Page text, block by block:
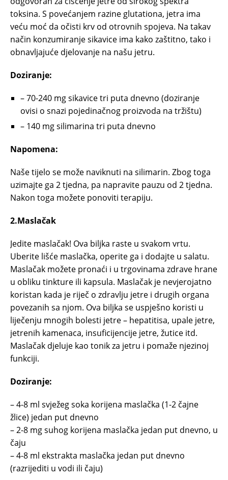
toksina. S povećanjem razine glutationa, jetra ima
veću moć da očisti krv od otrovnih spojeva. Na takav
način konzumiranje sikavice ima kako zaštitno, tako i
obnavljajuće djelovanje na našu jetru.
Doziranje:
– 70-240 mg sikavice tri puta dnevno (doziranje
ovisi o snazi pojedinačnog proizvoda na tržištu)
– 140 mg silimarina tri puta dnevno
Napomena:
Naše tijelo se može naviknuti na silimarin. Zbog toga
uzimajte ga 2 tjedna, pa napravite pauzu od 2 tjedna.
Nakon toga možete ponoviti terapiju.
2.Maslačak
Jedite maslačak! Ova biljka raste u svakom vrtu.
Uberite lišće maslačka, operite ga i dodajte u salatu.
Maslačak možete pronaći i u trgovinama zdrave hrane
u obliku tinkture ili kapsula. Maslačak je nevjerojatno
koristan kada je riječ o zdravlju jetre i drugih organa
povezanih sa njom. Ova biljka se uspješno koristi u
liječenju mnogih bolesti jetre – hepatitisa, upale jetre,
jetrenih kamenaca, insuficijencije jetre, žutice itd.
Maslačak djeluje kao tonik za jetru i pomaže njezinoj
funkciji.
Doziranje:
– 4-8 ml svježeg soka korijena maslačka (1-2 čajne
žlice) jedan put dnevno
– 2-8 mg suhog korijena maslačka jedan put dnevno, u
čaju
– 4-8 ml ekstrakta maslačka jedan put dnevno
(razrijediti u vodi ili čaju)